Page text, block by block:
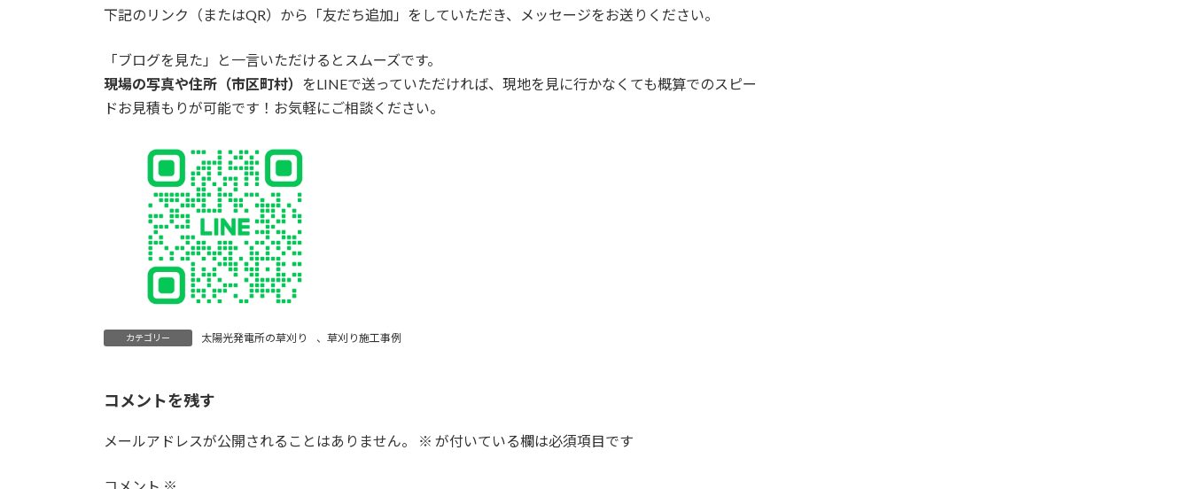
下記のリンク（またはQR）から「友だち追加」をしていただき、メッセージをお送りください。
「ブログを見た」と一言いただけるとスムーズです。
現場の写真や住所（市区町村） をLINEで送っていただければ、現地を見に行かなくても概算でのスピー
ドお見積もりが可能です！お気軽にご相談ください。
カテゴリー 太陽光発電所の草刈り 、 草刈り施工事例
コメントを残す
メールアドレスが公開されることはありません。 ※ が付いている欄は必須項目です